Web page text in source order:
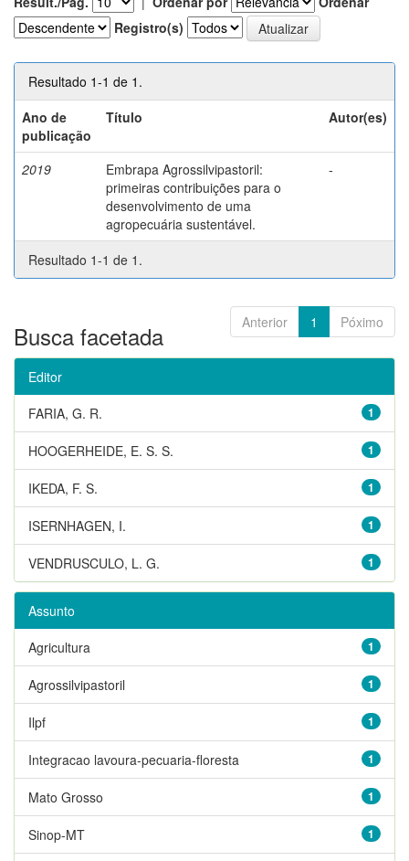
Registro(s)
Resultado 1-1 de 1.
Ano de
publicação
Título Autor(es)
2019
Embrapa Agrossilvipastoril:
primeiras contribuições para o
desenvolvimento de uma
agropecuária sustentável.
-
Resultado 1-1 de 1.
Anterior 1 Póximo
Busca facetada
Editor
1
FARIA, G. R.
1
HOOGERHEIDE, E. S. S.
1
IKEDA, F. S.
1
ISERNHAGEN, I.
1
VENDRUSCULO, L. G.
Assunto
1
Agricultura
1
Agrossilvipastoril
1
Ilpf
1
Integracao lavoura-pecuaria-floresta
1
Mato Grosso
1
Sinop-MT